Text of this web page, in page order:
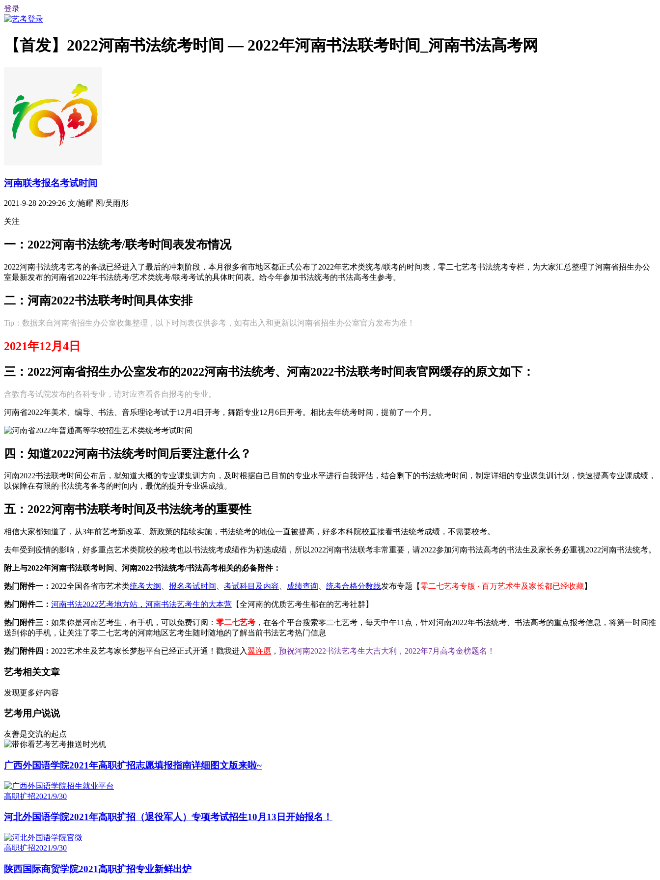
登录
【首发】2022河南书法统考时间 — 2022年河南书法联考时间_河南书法高考网
河南联考报名考试时间
2021-9-28 20:29:26 文/施耀 图/吴雨彤
关注
一：2022河南书法统考/联考时间表发布情况
2022河南书法统考艺考的备战已经进入了最后的冲刺阶段，本月很多省市地区都正式公布了2022年艺术类统考/联考的时间表，零二七艺考书法统考专栏，为大家汇总整理了河南省招生办公
室最新发布的河南省2022年书法统考/艺术类统考/联考考试的具体时间表。给今年参加书法统考的书法高考生参考。
二：河南2022书法联考时间具体安排
Tip：数据来自河南省招生办公室收集整理，以下时间表仅供参考，如有出入和更新以河南省招生办公室官方发布为准！
2021年12月4日
三：2022河南省招生办公室发布的2022河南书法统考、河南2022书法联考时间表官网缓存的原文如下：
含教育考试院发布的各科专业，请对应查看各自报考的专业。
河南省2022年美术、编导、书法、音乐理论考试于12月4日开考，舞蹈专业12月6日开考。相比去年统考时间，提前了一个月。
四：知道2022河南书法统考时间后要注意什么？
河南2022书法联考时间公布后，就知道大概的专业课集训方向，及时根据自己目前的专业水平进行自我评估，结合剩下的书法统考时间，制定详细的专业课集训计划，快速提高专业课成绩，
以保障在有限的书法统考备考的时间内，最优的提升专业课成绩。
五：2022河南书法联考时间及书法统考的重要性
相信大家都知道了，从3年前艺考新改革、新政策的陆续实施，书法统考的地位一直被提高，好多本科院校直接看书法统考成绩，不需要校考。
去年受到疫情的影响，好多重点艺术类院校的校考也以书法统考成绩作为初选成绩，所以2022河南书法联考非常重要，请2022参加河南书法高考的书法生及家长务必重视2022河南书法统考。
附上与2022年河南书法联考时间、河南2022书法统考/书法高考相关的必备附件：
热门附件一： 2022全国各省市艺术类统考大纲 报名考试时间 考试科目及内容 成绩查询 统考合格分数线发布专题【零二七艺考专版 · 百万艺术生及家长都已经收藏】
热门附件二： 河南书法2022艺考地方站，河南书法艺考生的大本营 【全河南的优质艺考生都在的艺考社群】
热门附件三： 如果你是河南艺考生，有手机，可以免费订阅： 零二七艺考 ，在各个平台搜索零二七艺考，每天中午11点，针对河南2022年书法统考、书法高考的重点报考信息，将第一时间推
送到你的手机，让关注了零二七艺考的河南地区艺考生随时随地的了解当前书法艺考热门信息
热门附件四： 2022艺术生及艺考家长梦想平台已经正式开通！戳我进入 翼许愿 ， 预祝河南2022书法艺考生大吉大利，2022年7月高考金榜题名！
艺考相关文章
发现更多好内容
艺考用户说说
友善是交流的起点
艺考推送时光机
广西外国语学院2021年高职扩招志愿填报指南详细图文版来啦~
高职扩招2021/9/30
河北外国语学院2021年高职扩招（退役军人）专项考试招生10月13日开始报名！
高职扩招2021/9/30
陕西国际商贸学院2021高职扩招专业新鲜出炉